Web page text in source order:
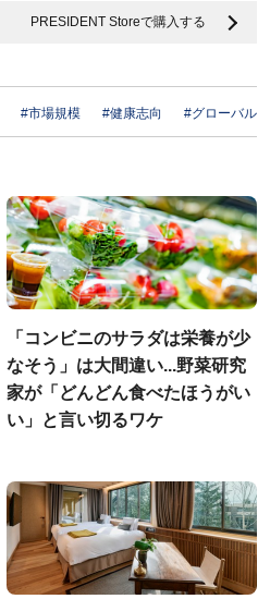
PRESIDENT Storeで購入する
#市場規模 #健康志向 #グローバル
「コンビニのサラダは栄養が少
なそう」は大間違い...野菜研究
家が「どんどん食べたほうがい
い」と言い切るワケ